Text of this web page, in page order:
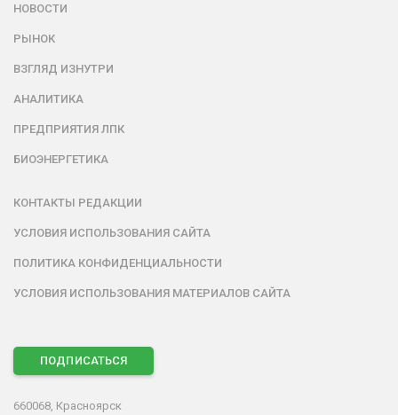
НОВОСТИ
РЫНОК
ВЗГЛЯД ИЗНУТРИ
АНАЛИТИКА
ПРЕДПРИЯТИЯ ЛПК
БИОЭНЕРГЕТИКА
КОНТАКТЫ РЕДАКЦИИ
УСЛОВИЯ ИСПОЛЬЗОВАНИЯ САЙТА
ПОЛИТИКА КОНФИДЕНЦИАЛЬНОСТИ
УСЛОВИЯ ИСПОЛЬЗОВАНИЯ МАТЕРИАЛОВ САЙТА
ПОДПИСАТЬСЯ
660068, Красноярск